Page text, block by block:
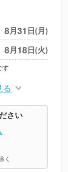
は税別です
8月31 日(月)
8月18日(火)
す
さい
く